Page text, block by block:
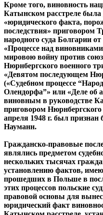
Кроме того, виновность
Катынском расстреле была
«юридического факта,
последствия» приговором
народного суда Болгарии
«Процессе над
мировою войну против
Нюрнбергского военного
«Девятом последующем
(«Судебном процессе
Олендорфа”» или «Деле об
виновным в руководстве
приговором Нюрнбергского
апреля 1948 г. был
Науманн.
Гражданско-правовые
являлись предметом
нескольких тысячах
установлению фактов,
прошедших в Польше в
этих процессов польские
правовой основы для
юридический факт